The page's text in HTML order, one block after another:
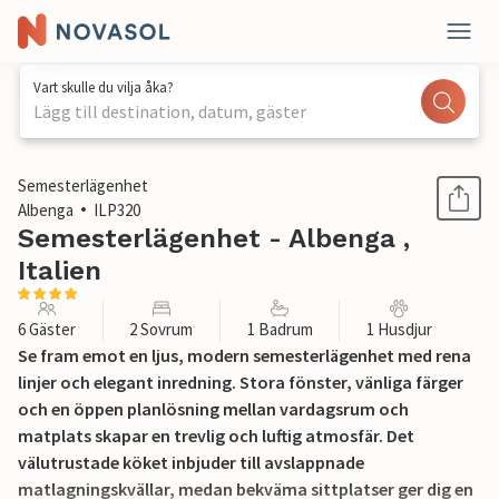
Vart skulle du vilja åka?
Lägg till destination, datum, gäster
1 / 24
Semesterlägenhet
Albenga
ILP320
Semesterlägenhet - Albenga ,
Italien
6 Gäster 2 Sovrum 1 Badrum 1 Husdjur
Se fram emot en ljus, modern semesterlägenhet med rena
linjer och elegant inredning. Stora fönster, vänliga färger
och en öppen planlösning mellan vardagsrum och
matplats skapar en trevlig och luftig atmosfär. Det
välutrustade köket inbjuder till avslappnade
matlagningskvällar, medan bekväma sittplatser ger dig en